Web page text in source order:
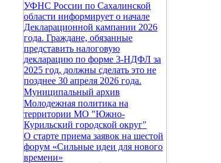
УФНС России по Сахалинской
области информирует о начале
Декларационной кампании 2026
года. Граждане, обязанные
представить налоговую
декларацию по форме 3-НДФЛ за
2025 год, должны сделать это не
позднее 30 апреля 2026 года.
Муниципальный архив
Молодежная политика на
территории МО "Южно-
Курильский городской округ"
О старте приема заявок на шестой
форум «Сильные идеи для нового
времени»